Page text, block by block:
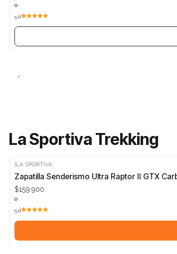
5.0
La Sportiva Trekking
LA SPORTIVA
Zapatilla Senderismo Ultra Raptor II GTX
$159.900
5.0